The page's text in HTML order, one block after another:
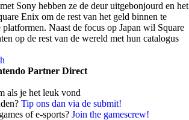
Sony hebben ze de deur uitgebonjourd en het
Enix om de rest van het geld binnen te
platformen. Naast de focus op Japan wil Square
op de rest van de wereld met hun catalogus
Partner Direct
als je het leuk vond
Tip ons dan via de submit!
of e-sports? Join the gamescrew!